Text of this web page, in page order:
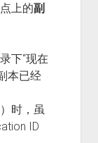
上的副
下“现在
本已经
时，虽
ID